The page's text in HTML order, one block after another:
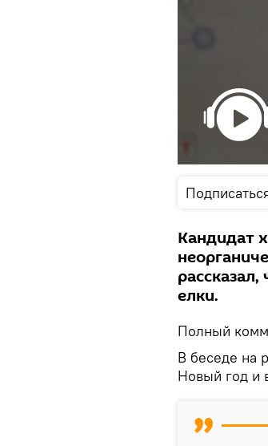
Кандидат
елки.
Полный
В беседе на
Новый год и